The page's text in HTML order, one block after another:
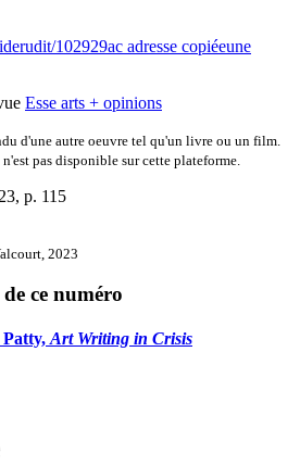
102929ac adresse copiéeune
Esse arts + opinions
d'une autre oeuvre tel qu'un livre ou un film.
pas disponible sur cette plateforme.
, p. 115
2023
ce numéro
Patty,Art Writing in Crisis